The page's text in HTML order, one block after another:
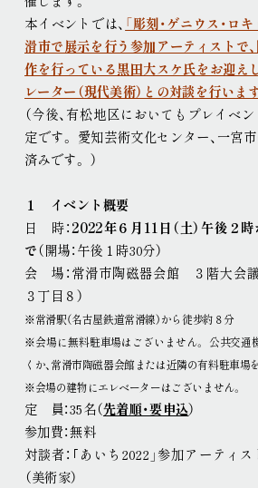
現代美術展
取材申込み
画像貸
本イベントでは、 「彫刻・ゲニウス・ロ
滑市で展示を行う参加アーティストで
作を行っている黒田大スケ氏をお迎え
レーター（現代美術）との対談を行いま
（今後、有松地区においてもプレイベ
定です。 愛知芸術文化センター、一宮
済みです。 ）
１ イベント概要
日 時：2022年６月11日（土）午後２
で（開場：午後１時30分）
会 場：常滑市陶磁器会館 ３階大会議
３丁目８）
※常滑駅（名古屋鉄道常滑線）から徒歩約８分
※会場に無料駐車場はございません。 公共交通
くか、常滑市陶磁器会館または近隣の有料駐車場
※会場の建物にエレベーターはございません。
定 員：35名（先着順・要申込）
参加費：無料
対談者：｢あいち2022」参加アーティ
（美術家）